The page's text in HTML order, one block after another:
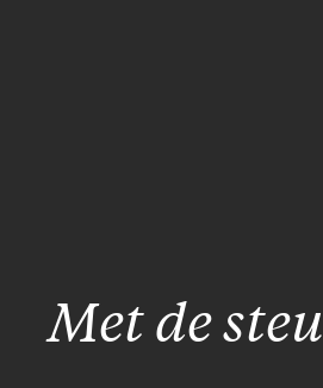
Met de